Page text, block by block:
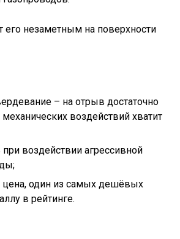
его незаметным на поверхности
– на отрыв достаточно
воздействий хватит
при воздействии агрессивной
цена, один из самых дешёвых
в рейтинге.